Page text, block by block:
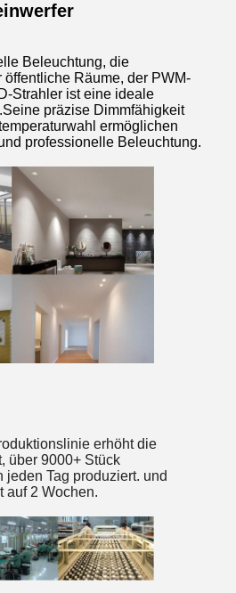
Beleuchtung, die
öffentliche Räume, der PWM-
Strahler ist eine ideale
präzise Dimmfähigkeit
ermöglichen
professionelle Beleuchtung.
erhöht die
über 9000+ Stück
jeden Tag produziert. und
auf 2 Wochen.